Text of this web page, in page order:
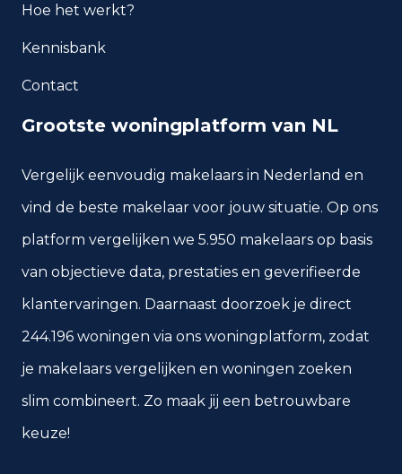
Hoe het werkt?
Kennisbank
Contact
Grootste woningplatform van NL
Vergelijk eenvoudig makelaars in Nederland en
vind de beste makelaar voor jouw situatie. Op ons
platform vergelijken we 5.950 makelaars op basis
van objectieve data, prestaties en geverifieerde
klantervaringen. Daarnaast doorzoek je direct
244.196 woningen via ons woningplatform, zodat
je makelaars vergelijken en woningen zoeken
slim combineert. Zo maak jij een betrouwbare
keuze!